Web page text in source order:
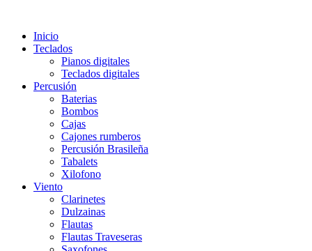
Inicio
Teclados
Pianos digitales
Teclados digitales
Percusión
Baterias
Bombos
Cajas
Cajones rumberos
Percusión Brasileña
Tabalets
Xilofono
Viento
Clarinetes
Dulzainas
Flautas
Flautas Traveseras